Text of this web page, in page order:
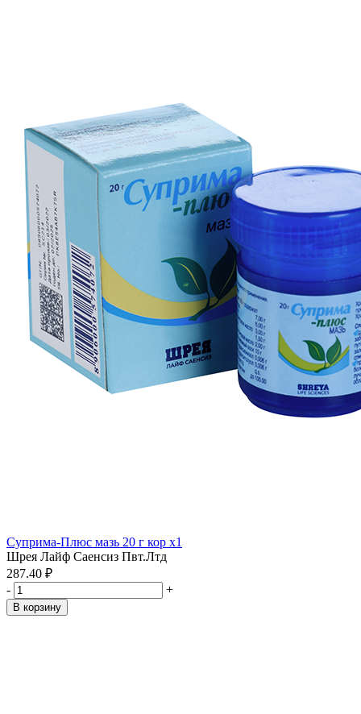
Суприма-Плюс мазь 20 г кор x1
Шрея Лайф Саенсиз Пвт.Лтд
287.40 ₽
-
+
В корзину